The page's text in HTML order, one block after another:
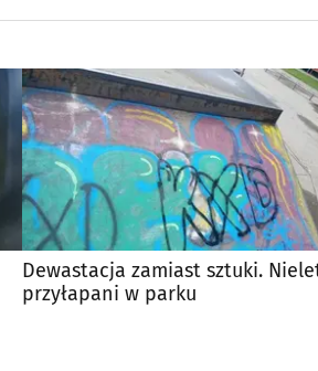
Dewastacja zamiast sztuki.
przyłapani w parku